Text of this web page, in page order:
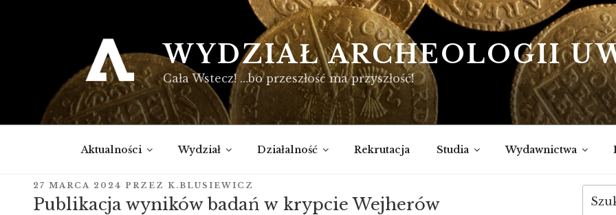
WYDZIAŁ ARCHEOLOGII
Cała Wstecz! …bo przeszłość ma przyszłość!
Aktualności Wydział Działalność Rekrutacja Studia Wydawnictwa
OPUBLIKOWANE
W
27 MARCA 2024 PRZEZ K.BLUSIEWICZ
Publikacja wyników badań w krypcie Wejherów